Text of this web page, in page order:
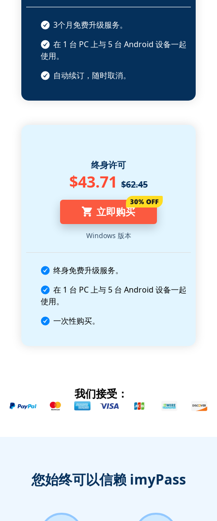
3个月免费升级服务。
在 1 台 PC 上与 5 台 Android 设备一起
使用。
自动续订，随时取消。
终身许可
$43.71 $62.45
立即购买
Windows 版本
终身免费升级服务。
在 1 台 PC 上与 5 台 Android 设备一起
使用。
一次性购买。
我们接受：
您始终可以信赖 imyPass